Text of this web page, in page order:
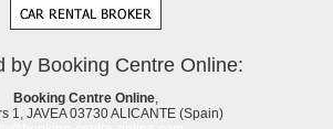
by Booking Centre Online:
Booking Centre Online,
1, JAVEA 03730 ALICANTE (Spain)